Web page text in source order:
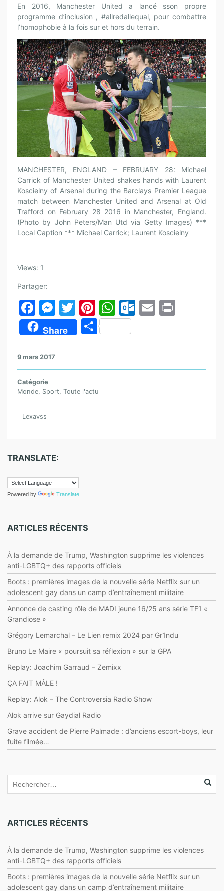
En 2016, Manchester United a lancé sson propre
programme d’inclusion , #allredallequal, pour combattre
l’homophobie à la fois sur et hors du terrain.
MANCHESTER, ENGLAND – FEBRUARY 28: Michael
Carrick of Manchester United shakes hands with Laurent
Koscielny of Arsenal during the Barclays Premier League
match between Manchester United and Arsenal at Old
Trafford on February 28 2016 in Manchester, England.
(Photo by John Peters/Man Utd via Getty Images) ***
Local Caption *** Michael Carrick; Laurent Koscielny
Views: 1
Partager:
F
a
c
e
b
o
o
k
M
e
s
e
n
g
T
w
itt
Pi
nt
er
st
W
h
at
A
p
O
k.
o
E
Share
P
g
er
9 mars 2017
Catégorie
Monde, Sport, Toute l'actu
Lexavss
TRANSLATE:
Powered by Translate
ARTICLES RÉCENTS
À la demande de Trump, Washington supprime les violences
anti-LGBTQ+ des rapports officiels
Boots : premières images de la nouvelle série Netflix sur un
adolescent gay dans un camp d’entraînement militaire
Annonce de casting rôle de MADI jeune 16/25 ans série TF1 «
Grandiose »
Grégory Lemarchal – Le Lien remix 2024 par Gr1ndu
Bruno Le Maire « poursuit sa réflexion » sur la GPA
Replay: Joachim Garraud – Zemixx
ÇA FAIT MÂLE !
Replay: Alok – The Controversia Radio Show
Alok arrive sur Gaydial Radio
Grave accident de Pierre Palmade : d’anciens escort-boys, leur
fuite filmée…
ARTICLES RÉCENTS
À la demande de Trump, Washington supprime les violences
anti-LGBTQ+ des rapports officiels
Boots : premières images de la nouvelle série Netflix sur un
adolescent gay dans un camp d’entraînement militaire